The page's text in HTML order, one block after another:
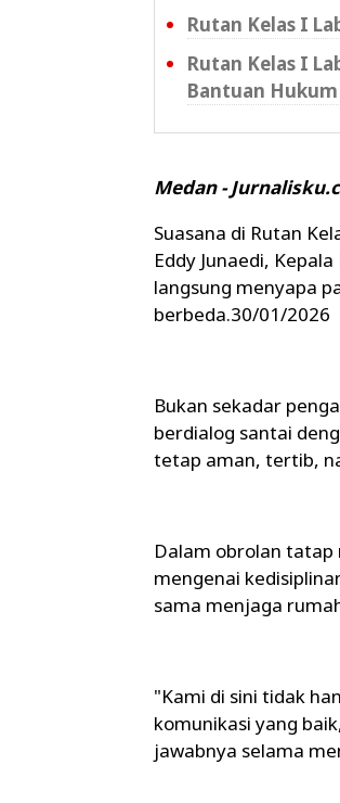
Rutan Kelas I
Rutan Kelas I
Bantuan Hukum
Medan -
Suasana di Rutan
Eddy Junaedi,
langsung menyapa
berbeda.30/01/2026
Bukan sekadar
berdialog santai
tetap aman, tertib,
Dalam obrolan tatap
mengenai
sama menjaga
"Kami di sini tidak
komunikasi yang
jawabnya selama